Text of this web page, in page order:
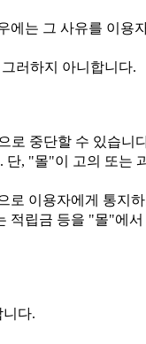
에는 그 사유를 이용
러하지 아니합니다.
로 중단할 수 있습니
단, "몰"이 고의 또는
로 이용자에게 통지
적립금 등을 "몰"에서
다.